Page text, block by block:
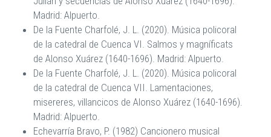
Madrid: Alpuerto.
De la Fuente Charfolé, J. L. (2020). Música policoral
de la catedral de Cuenca VI. Salmos y magníficats
de Alonso Xuárez (1640-1696). Madrid: Alpuerto.
De la Fuente Charfolé, J. L. (2020). Música policoral
de la catedral de Cuenca VII. Lamentaciones,
misereres, villancicos de Alonso Xuárez (1640-1696).
Madrid: Alpuerto.
Echevarría Bravo, P. (1982) Cancionero musical